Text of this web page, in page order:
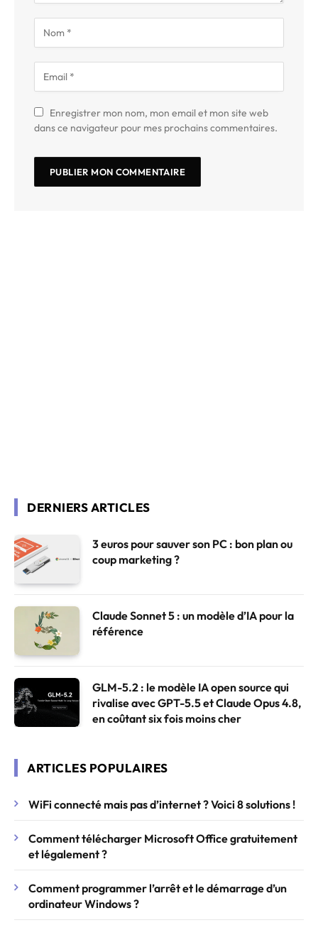
Enregistrer mon nom, mon email et mon site web
dans ce navigateur pour mes prochains commentaires.
DERNIERS ARTICLES
3 euros pour sauver son PC : bon plan ou
coup marketing ?
Claude Sonnet 5 : un modèle d’IA pour la
référence
GLM-5.2 : le modèle IA open source qui
rivalise avec GPT-5.5 et Claude Opus 4.8,
en coûtant six fois moins cher
ARTICLES POPULAIRES
WiFi connecté mais pas d’internet ? Voici 8 solutions !
Comment télécharger Microsoft Office gratuitement
et légalement ?
Comment programmer l’arrêt et le démarrage d’un
ordinateur Windows ?